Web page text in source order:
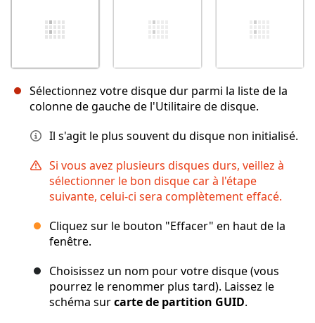
Sélectionnez votre disque dur parmi la liste de la
colonne de gauche de l'Utilitaire de disque.
Il s'agit le plus souvent du disque non initialisé.
Si vous avez plusieurs disques durs, veillez à
sélectionner le bon disque car à l'étape
suivante, celui-ci sera complètement effacé.
Cliquez sur le bouton "Effacer" en haut de la
fenêtre.
Choisissez un nom pour votre disque (vous
pourrez le renommer plus tard). Laissez le
schéma surcarte de partition GUID.